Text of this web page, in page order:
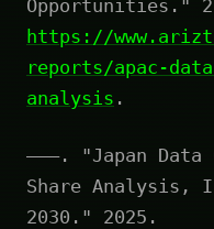
Opportunities."
https://
reports/apac-
analysis .
———. "Japan Data
Share Analysis,
2030." 2025.